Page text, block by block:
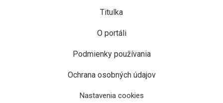
Titulka
O portáli
Podmienky používania
Ochrana osobných údajov
Nastavenia cookies